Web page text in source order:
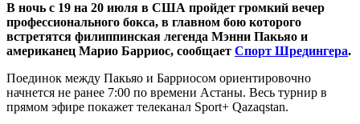
В ночь с 19 на 20 июля в США пройдет громкий вечер
профессионального бокса, в главном бою которого
встретятся филиппинская легенда Мэнни Пакьяо и
американец Марио Барриос, сообщает Спорт Шредингера.
Поединок между Пакьяо и Барриосом ориентировочно
начнется не ранее 7:00 по времени Астаны. Весь турнир в
прямом эфире покажет телеканал Sport+ Qazaqstan.